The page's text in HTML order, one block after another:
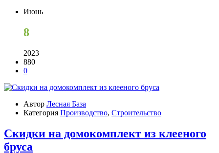
Июнь
8
2023
880
0
Автор Лесная База
Категория Производство, Строительство
Скидки на домокомплект из клееного
бруса